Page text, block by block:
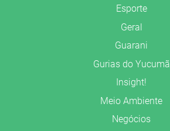
Esporte
Geral
Guarani
Gurias do Yucumã
Insight!
Meio Ambiente
Negócios